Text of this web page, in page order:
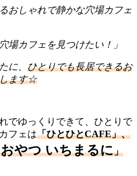
おしゃれで静かな穴場カフェ
場カフェを見つけたい！」
に、 ひとりでも長居できるお
ます☆
でゆっくりできて、ひとりで
フェは「ひとひとCAFE」、
やつ いちまるに」